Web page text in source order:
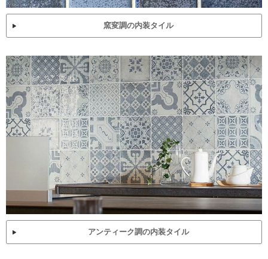
窯変調の内装タイル
アンティーク調の内装タイル